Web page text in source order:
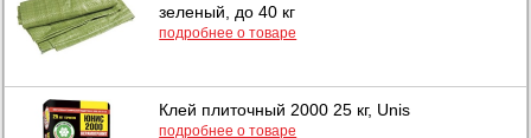
зеленый, до 40 кг
подробнее о товаре
Клей плиточный 2000 25 кг, Unis
подробнее о товаре